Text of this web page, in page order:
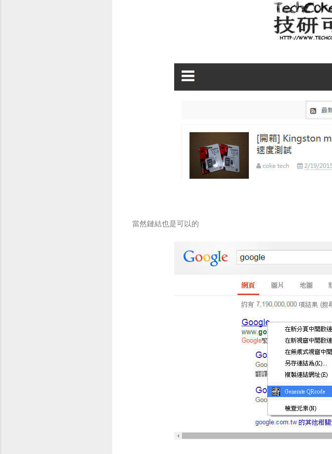
當然鏈結也是可以的